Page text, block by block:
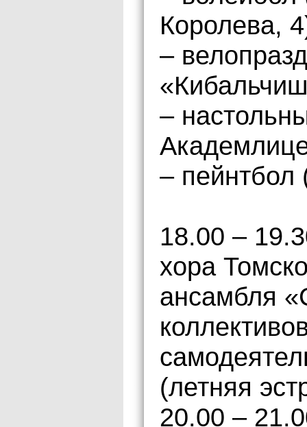
Королева,
–
–
– пейнтбол
18.00 –
хора
ансамбля
(летняя
20.00 –